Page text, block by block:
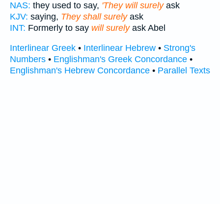
NAS: they used to say, 'They will surelyask
KJV: saying, They shall surelyask
INT: Formerly to say will surelyask Abel
Interlinear Greek • Interlinear Hebrew • Strong's
Numbers • Englishman's Greek Concordance •
Englishman's Hebrew Concordance • Parallel Texts